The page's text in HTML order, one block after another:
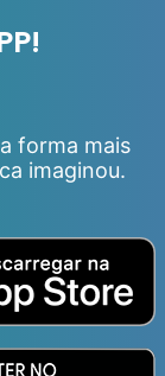
forma mais
imaginou.